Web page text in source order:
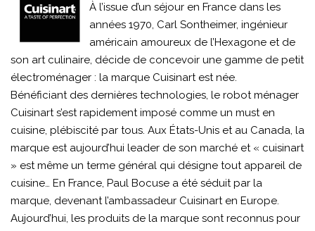
À l’issue d’un séjour en France dans les
années 1970, Carl Sontheimer, ingénieur
américain amoureux de l’Hexagone et de
son art culinaire, décide de concevoir une gamme de petit
électroménager : la marque Cuisinart est née.
Bénéficiant des dernières technologies, le robot ménager
Cuisinart s’est rapidement imposé comme un must en
cuisine, plébiscité par tous. Aux États-Unis et au Canada, la
marque est aujourd’hui leader de son marché et « cuisinart
» est même un terme général qui désigne tout appareil de
cuisine… En France, Paul Bocuse a été séduit par la
marque, devenant l’ambassadeur Cuisinart en Europe.
Aujourd’hui, les produits de la marque sont reconnus pour